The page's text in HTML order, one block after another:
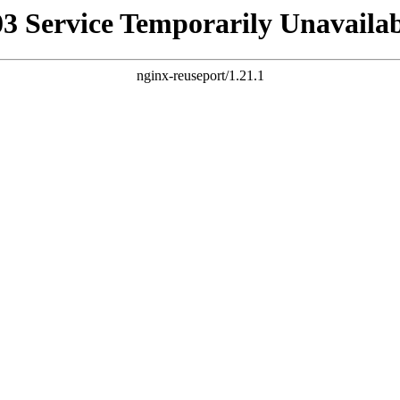
Service Temporarily
nginx-reuseport/1.21.1